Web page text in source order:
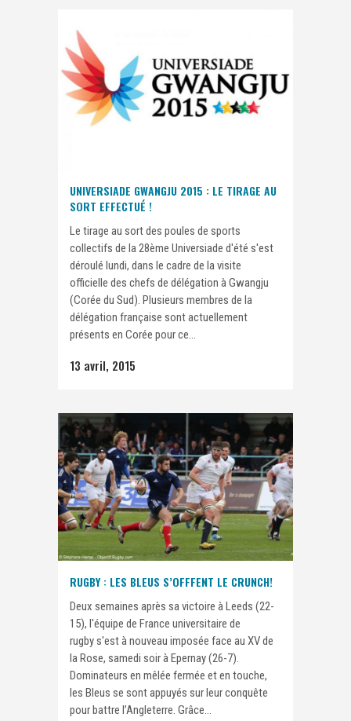
UNIVERSIADE GWANGJU 2015 : LE TIRAGE AU
SORT EFFECTUÉ !
Le tirage au sort des poules de sports
collectifs de la 28ème Universiade d'été s'est
déroulé lundi, dans le cadre de la visite
officielle des chefs de délégation à Gwangju
(Corée du Sud). Plusieurs membres de la
délégation française sont actuellement
présents en Corée pour ce...
13 avril, 2015
RUGBY : LES BLEUS S’OFFFENT LE CRUNCH!
Deux semaines après sa victoire à Leeds (22-
15), l'équipe de France universitaire de
rugby s'est à nouveau imposée face au XV de
la Rose, samedi soir à Epernay (26-7).
Dominateurs en mêlée fermée et en touche,
les Bleus se sont appuyés sur leur conquête
pour battre l’Angleterre. Grâce...